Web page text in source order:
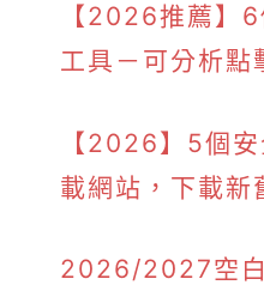
【2026推薦】
工具－可分析點
【2026】5個
載網站，下載新
2026/2027空